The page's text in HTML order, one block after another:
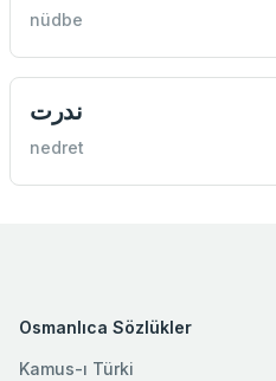
nüdbe
‌ندرت
nedret
Osmanlıca Sözlükler
Kamus-ı Türki